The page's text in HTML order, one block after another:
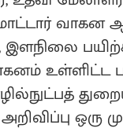
வாகன
உள்ளிட்ட
ஒரு